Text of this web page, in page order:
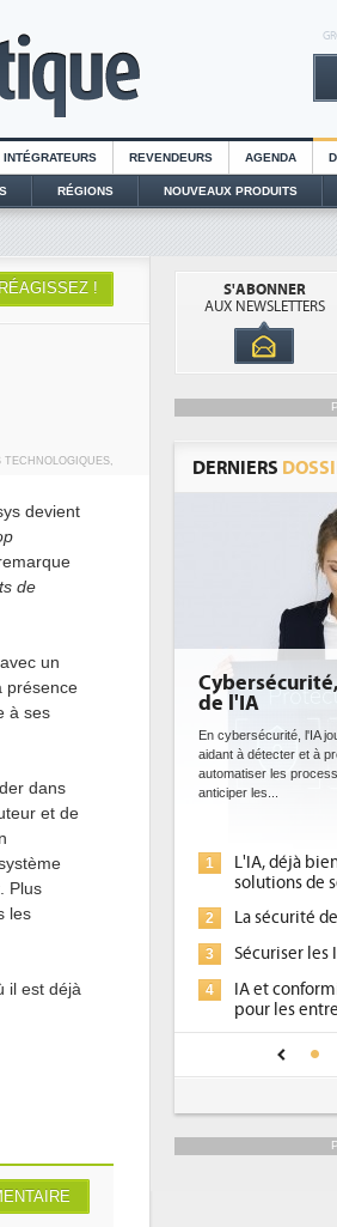
REVENDEURS AGENDA
RÉGIONS NOUVEAUX PRODUITS
RÉAGISSEZ !
TECHNOLOGIQUES,
devient
de
un
présence
à ses
dans
et de
Plus
les
il est déjà
S'ABONNER
AUX NEWSLETTERS
DERNIERS
Cybersécurité, le double visage
de l'IA
En cybersécurité, l'IA joue un double rôle : le gentil en
aidant à détecter et à prévenir les menaces, à
automatiser les processus de sécurité, à simuler et
anticiper les...
1
L'IA, déjà bien présente dans les
solutions de sécurité et...
2 La sécurité des IA en question
Sécuriser les IA par l'IA
4
IA et conformité : un défi crucial